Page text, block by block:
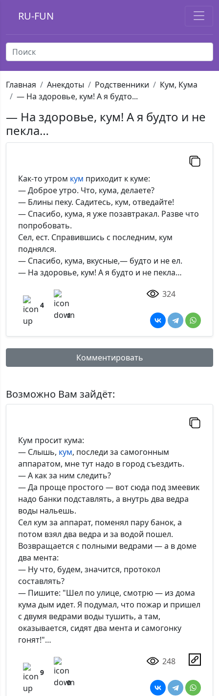
RU-FUN
Главная Анекдоты Родственники
Кум, Кума
— На здоровье, кум! А я будто...
— На здоровье, кум! А я будто и не
пекла…
Как-то утром кум приходит к куме:
— Доброе утро. Что, кума, делаете?
— Блины пеку. Садитесь, кум, отведайте!
— Спасибо, кума, я уже позавтракал. Разве что
попробовать.
Сел, ест. Справившись с последним, кум
поднялся.
— Спасибо, кума, вкусные,— будто и не ел.
— На здоровье, кум! А я будто и не пекла…
4
1
324
Комментировать
*Максимальное кол-во символов - 500. Ручная модерация.
Добавить
Возможно Вам зайдёт:
Кум просит кума:
— Слышь, кум, последи за самогонным
аппаратом, мне тут надо в город съездить.
— А как за ним следить?
— Да проще простого — вот сюда под змеевик
надо банки подставлять, а внутрь два ведра
воды нальешь.
Сел кум за аппарат, поменял пару банок, а
потом взял два ведра и за водой пошел.
Возвращается с полными ведрами — а в доме
два мента:
— Ну что, будем, значится, протокол
составлять?
— Пишите: "Шел по улице, смотрю — из дома
кума дым идет. Я подумал, что пожар и пришел
с двумя ведрами воды тушить, а там,
оказывается, сидят два мента и самогонку
гонят!"…
9
0
248